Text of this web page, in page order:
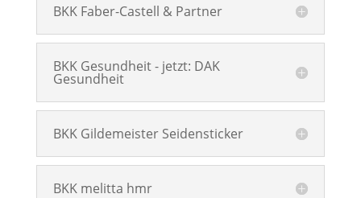
BKK Faber-Castell & Partner
BKK Gesundheit - jetzt: DAK
Gesundheit
BKK Gildemeister Seidensticker
BKK melitta hmr